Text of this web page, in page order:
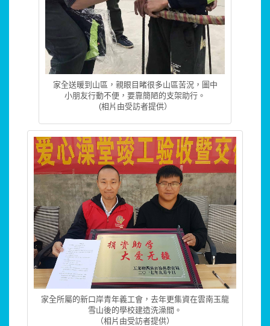
家全送暖到山區，親眼目睹很多山區苦況，圖中
小朋友行動不便，要靠簡陋的支架助行。
(相片由受訪者提供）
家全所屬的新口岸青年義工會，去年更集資在雲南玉龍
雪山後的學校建造洗澡間。
（相片由受訪者提供）